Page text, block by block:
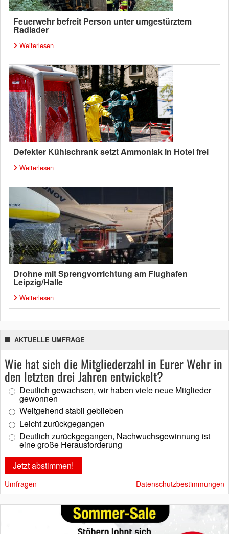
Feuerwehr befreit Person unter umgestürztem
Radlader
Weiterlesen
Defekter Kühlschrank setzt Ammoniak in Hotel frei
Weiterlesen
Drohne mit Sprengvorrichtung am Flughafen
Leipzig/Halle
Weiterlesen
AKTUELLE UMFRAGE
Wie hat sich die Mitgliederzahl in Eurer Wehr in
den letzten drei Jahren entwickelt?
Deutlich gewachsen, wir haben viele neue Mitglieder
gewonnen
Weitgehend stabil geblieben
Leicht zurückgegangen
Deutlich zurückgegangen, Nachwuchsgewinnung ist
eine große Herausforderung
Umfragen Datenschutzbestimmungen